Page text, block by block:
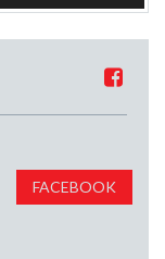
FACEBOOK